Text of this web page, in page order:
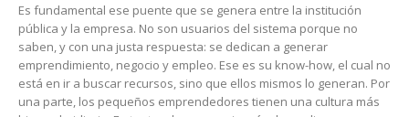
Es fundamental ese puente que se genera entre la institución
pública y la empresa. No son usuarios del sistema porque no
saben, y con una justa respuesta: se dedican a generar
emprendimiento, negocio y empleo. Ese es su know-how, el cual no
está en ir a buscar recursos, sino que ellos mismos lo generan. Por
una parte, los pequeños emprendedores tienen una cultura más